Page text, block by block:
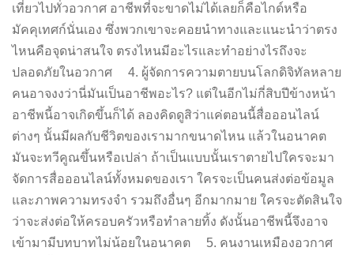
เที่ยวไปทั่วอวกาศ อาชีพที่จะขาดไม่ได้เลยก็คือไกด์หรือ
มัคคุเทศก์นั่นเอง ซึ่งพวกเขาจะคอยนำทางและแนะนำว่าตรง
ไหนคือจุดน่าสนใจ ตรงไหนมีอะไรและทำอย่างไรถึงจะ
ปลอดภัยในอวกาศ 4. ผู้จัดการความตายบนโลกดิจิทัลหลาย
คนอาจงงว่านี่มันเป็นอาชีพอะไร? แต่ในอีกไม่กี่สิบปีข้างหน้า
อาชีพนี้อาจเกิดขึ้นก็ได้ ลองคิดดูสิว่าแค่ตอนนี้สื่อออนไลน์
ต่างๆ นั้นมีผลกับชีวิตของเรามากขนาดไหน แล้วในอนาคต
มันจะทวีคูณขึ้นหรือเปล่า ถ้าเป็นแบบนั้นเราตายไปใครจะมา
จัดการสื่อออนไลน์ทั้งหมดของเรา ใครจะเป็นคนส่งต่อข้อมูล
และภาพความทรงจำ รวมถึงอื่นๆ อีกมากมาย ใครจะตัดสินใจ
ว่าจะส่งต่อให้ครอบครัวหรือทำลายทิ้ง ดังนั้นอาชีพนี้จึงอาจ
เข้ามามีบทบาทไม่น้อยในอนาคต 5. คนงานเหมืองอวกาศ